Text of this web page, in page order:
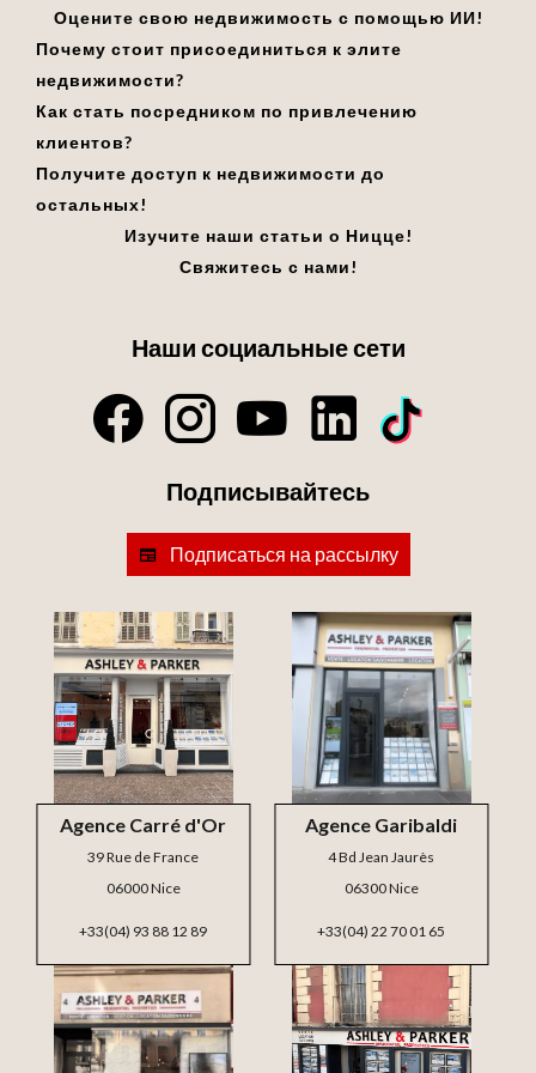
Оцените свою недвижимость с помощью ИИ!
Почему стоит присоединиться к элите
недвижимости?
Как стать посредником по привлечению
клиентов?
Получите доступ к недвижимости до
остальных!
Изучите наши статьи о Ницце!
Свяжитесь с нами!
Наши социальные сети
Подписывайтесь
Подписаться на рассылку
Agence Carré d'Or
39 Rue de France
06000 Nice
+33(04) 93 88 12 89
Agence Garibaldi
4 Bd Jean Jaurès
06300 Nice
+33(04) 22 70 01 65